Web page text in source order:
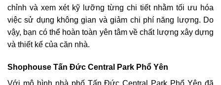
chỉnh và xem xét kỹ lưỡng từng chi tiết nhằm tối ưu hóa
việc sử dụng không gian và giảm chi phí năng lượng. Do
vậy, bạn có thể hoàn toàn yên tâm về chất lượng xây dựng
và thiết kế của căn nhà.
Shophouse Tấn Đức Central Park Phổ Yên
Với mô hình nhà phố Tấn Đức Central Park Phổ Yên đã